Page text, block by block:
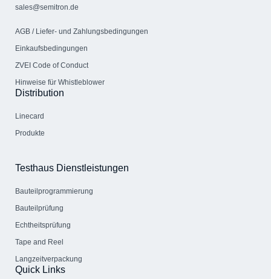
sales@semitron.de
AGB / Liefer- und Zahlungs­bedingungen
Einkaufsbedingungen
ZVEI Code of Conduct
Hinweise für Whistleblower
Distribution
Linecard
Produkte
Testhaus Dienstleistungen
Bauteil­programmierung
Bauteilprüfung
Echtheitsprüfung
Tape and Reel
Langzeitverpackung
Quick Links